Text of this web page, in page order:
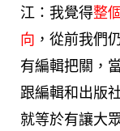
江：我覺得整
向 ，從前我們
有編輯把關，
跟編輯和出版
就等於有讓大